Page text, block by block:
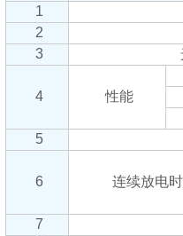
1
2
3
4 性能
5
6 连续放电
7